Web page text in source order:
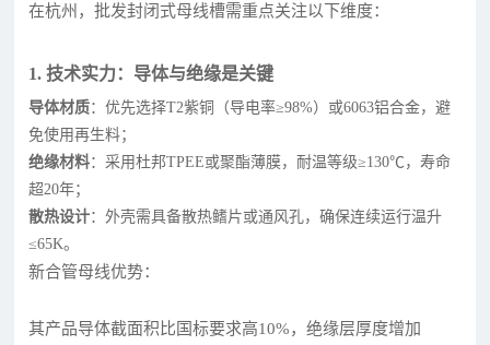
在杭州，批发封闭式母线槽需重点关注以下维度：
1. 技术实力：导体与绝缘是关键
导体材质：优先选择T2紫铜（导电率≥98%）或6063铝合金，避
免使用再生料；
绝缘材料：采用杜邦TPEE或聚酯薄膜，耐温等级≥130℃，寿命
超20年；
散热设计：外壳需具备散热鳍片或通风孔，确保连续运行温升
≤65K。
新合管母线优势：
其产品导体截面积比国标要求高10%，绝缘层厚度增加